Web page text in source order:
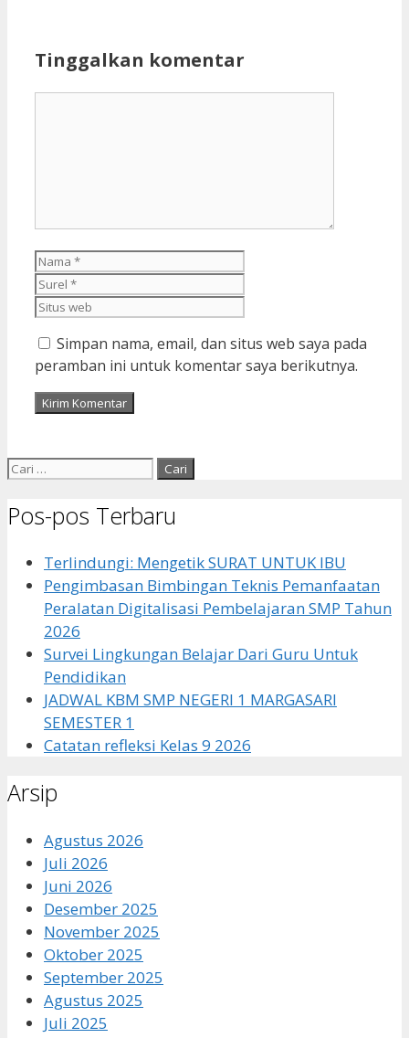
Tinggalkan komentar
Nama
Simpan nama, email, dan situs web saya pada
peramban ini untuk komentar saya berikutnya.
Cari
Pos-pos Terbaru
Terlindungi: Mengetik SURAT UNTUK IBU
Pengimbasan Bimbingan Teknis Pemanfaatan
Peralatan Digitalisasi Pembelajaran SMP Tahun
2026
Survei Lingkungan Belajar Dari Guru Untuk
Pendidikan
JADWAL KBM SMP NEGERI 1 MARGASARI
SEMESTER 1
Catatan refleksi Kelas 9 2026
Arsip
Agustus 2026
Juli 2026
Juni 2026
Desember 2025
November 2025
Oktober 2025
September 2025
Agustus 2025
Juli 2025